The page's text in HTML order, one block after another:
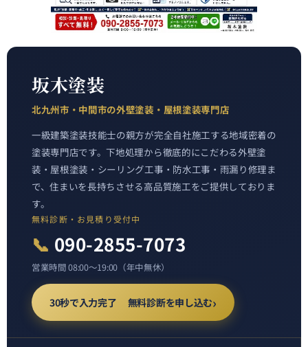
坂木塗装
北九州市・中間市の外壁塗装・屋根塗装専門店
一級建築塗装技能士の親方が完全自社施工する地域密着の
塗装専門店です。下地処理から徹底的にこだわる外壁塗
装・屋根塗装・シーリング工事・防水工事・雨漏り修理ま
で、住まいを長持ちさせる高品質施工をご提供しておりま
す。
無料診断・お見積り受付中
📞 090-2855-7073
営業時間 08:00〜19:00（年中無休）
30秒で入力完了 無料診断を申し込む